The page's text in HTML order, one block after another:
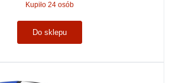
Kupiło 24 osób
Do sklepu